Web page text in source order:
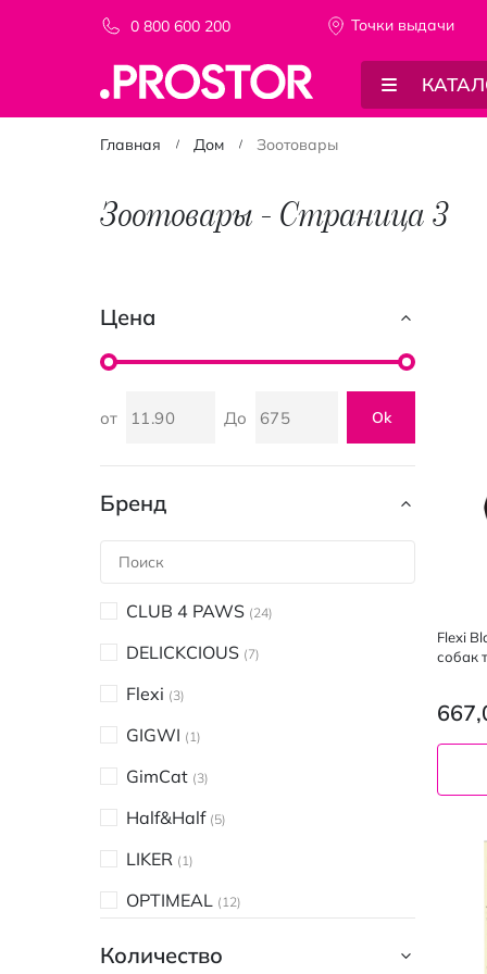
0 800 600 200 Точки выдачи
Главная Дом Зоотовары
Зоотовары - Страница 3
Flexi
собак
Цена
от До Ok
Бренд
CLUB 4 PAWS 24
DELICKCIOUS 7
Flexi 3
GIGWI 1
GimCat 3
Half&Half 5
LIKER 1
OPTIMEAL 12
Количество